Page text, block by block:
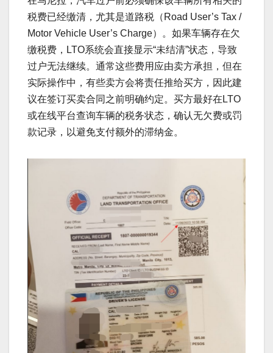
税费已经缴清，尤其是道路税（Road User’s Tax /
Motor Vehicle User’s Charge）。如果车辆存在欠
缴税费，LTO系统会直接显示“未结清”状态，导致
过户无法继续。通常这些费用应由卖方承担，但在
实际操作中，有些卖方会将责任推给买方，因此建
议在签订买卖合同之前明确约定。买方最好在LTO
或在线平台查询车辆的税务状态，确认无欠费或罚
款记录，以避免支付额外的滞纳金。